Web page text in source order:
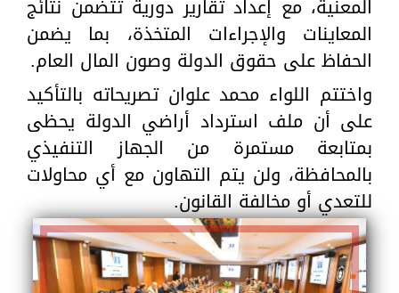
المعنية، مع إعداد تقارير دورية تتضمن نتائج
المعاينات والإجراءات المتخذة، بما يضمن
الحفاظ على حقوق الدولة وصون المال العام.
واختتم اللواء محمد علوان تصريحاته بالتأكيد
على أن ملف استرداد أراضي الدولة يحظى
بمتابعة مستمرة من الجهاز التنفيذي
بالمحافظة، ولن يتم التهاون مع أي محاولات
للتعدي أو مخالفة القانون.